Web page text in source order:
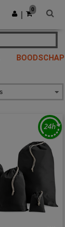
Download app
0